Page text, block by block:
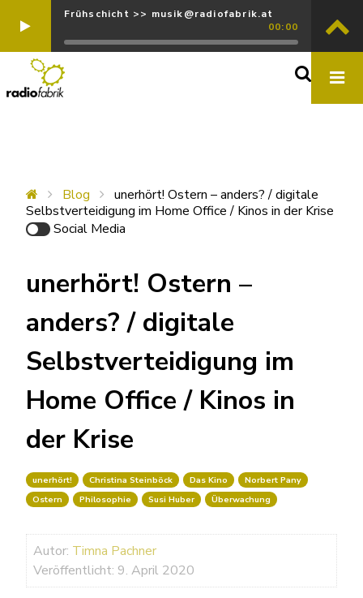
Frühschicht >> musik@radiofabrik.at
00:00
Blog
unerhört! Ostern – anders? / digitale
Selbstverteidigung im Home Office / Kinos in der Krise
Social Media
unerhört! Ostern –
anders? / digitale
Selbstverteidigung im
Home Office / Kinos in
der Krise
unerhört! Christina Steinböck Das Kino
Norbert Pany
Ostern
Philosophie Susi Huber Überwachung
Autor: Timna Pachner
Veröffentlicht: 9. April 2020